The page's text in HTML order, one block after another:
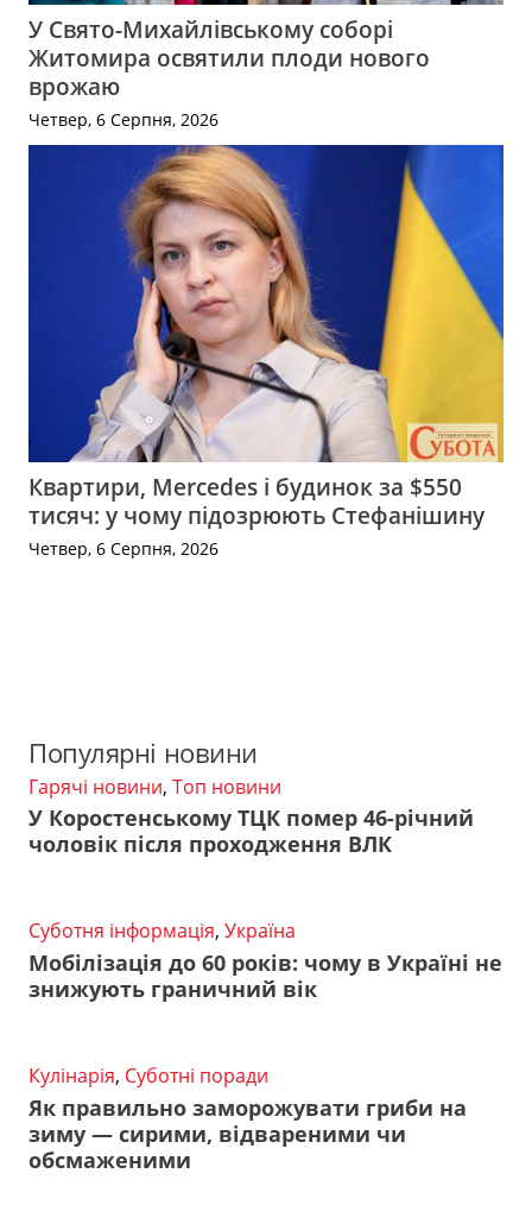
У Свято-Михайлівському соборі
Житомира освятили плоди нового
врожаю
Четвер, 6 Серпня, 2026
Квартири, Mercedes і будинок за $550
тисяч: у чому підозрюють Стефанішину
Четвер, 6 Серпня, 2026
Популярні новини
Гарячі новини, Топ новини
У Коростенському ТЦК помер 46-річний
чоловік після проходження ВЛК
Суботня інформація, Україна
Мобілізація до 60 років: чому в Україні не
знижують граничний вік
Кулінарія, Суботні поради
Як правильно заморожувати гриби на
зиму — сирими, відвареними чи
обсмаженими